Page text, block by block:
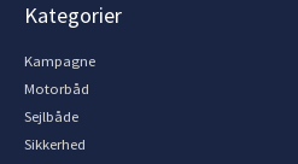
Kategorier
Kampagne
Motorbåd
Sejlbåde
Sikkerhed